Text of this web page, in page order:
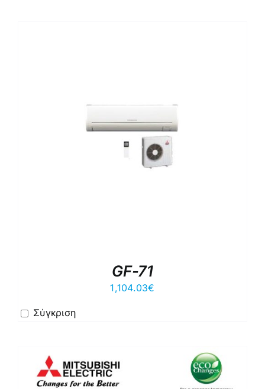
GF-71
1,104.03€
Σύγκριση